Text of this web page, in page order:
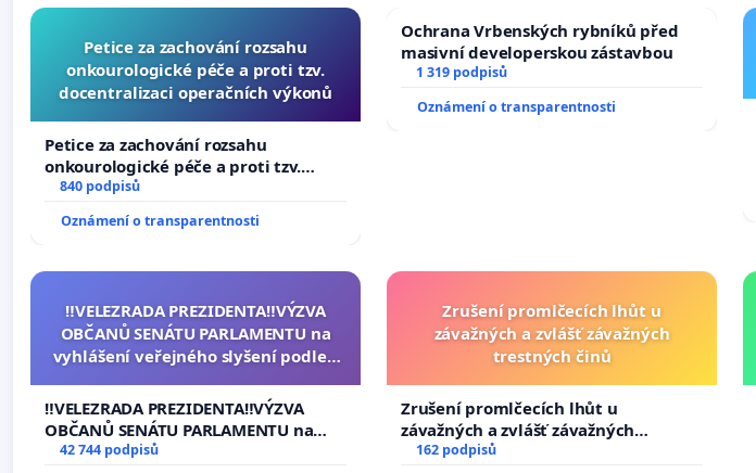
Petice za zachování rozsahu
onkourologické péče a proti tzv.
docentralizaci operačních výkonů
Petice za zachování rozsahu
onkourologické péče a proti tzv.
docentralizaci operačních výkonů
840 podpisů
Oznámení o transparentnosti
Ochrana Vrbenských rybníků před
masivní developerskou zástavbou
1 319 podpisů
Oznámení o transparentnosti
‼️VELEZRADA PREZIDENTA‼️VÝZVA
OBČANŮ SENÁTU PARLAMENTU na
vyhlášení veřejného slyšení podle §
na přijetí usnesení k podání ústavní
žaloby na prezidenta republiky
‼️VELEZRADA PREZIDENTA‼️VÝZVA
OBČANŮ SENÁTU PARLAMENTU na
vyhlášení veřejného slyšení podle §
42 744 podpisů
Zrušení promlčecích lhůt u
závažných a zvlášť závažných
trestných činů
Zrušení promlčecích lhůt u
závažných a zvlášť závažných
trestných činů
162 podpisů